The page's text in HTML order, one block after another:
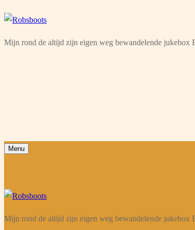
Ga
de
Menu
Sluiten
Mijn rond de altijd zijn eigen weg bewandelende jukebox
Menu
Mijn rond de altijd zijn eigen weg bewandelende jukebox